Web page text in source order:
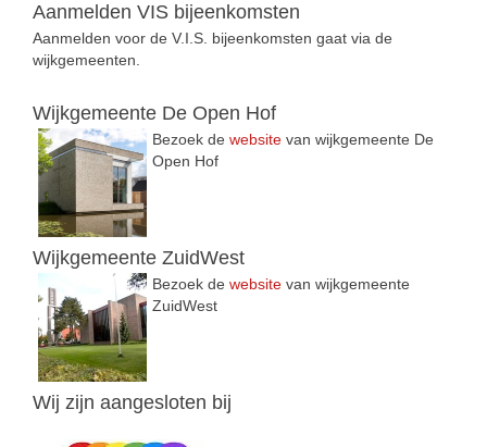
Aanmelden VIS bijeenkomsten
Aanmelden voor de V.I.S. bijeenkomsten gaat via de
wijkgemeenten.
Wijkgemeente De Open Hof
Bezoek de website van wijkgemeente De
Open Hof
Wijkgemeente ZuidWest
Bezoek de website van wijkgemeente
ZuidWest
Wij zijn aangesloten bij